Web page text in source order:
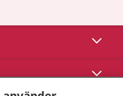
Visa
Visa